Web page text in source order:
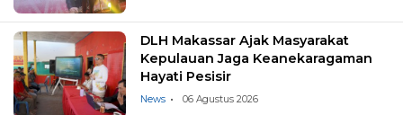
DLH Makassar Ajak Masyarakat
Kepulauan Jaga Keanekaragaman
Hayati Pesisir
News 06 Agustus 2026